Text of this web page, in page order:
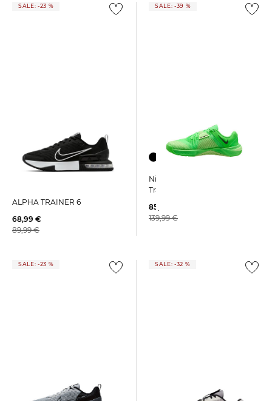
SALE: -23 %
ALPHA TRAINER 6
68,99 €
89,99 €
SALE: -39 %
Nike | Herren
Trainingsschuhe METCON 10
85,99 €
139,99 €
SALE: -23 % SALE: -32 %